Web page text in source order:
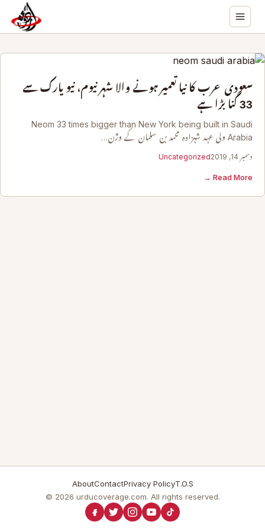
سعودی عرب کا نیا تعمیر ہونے والا شہر نیوم، نیو یارک سے
33 گنا بڑا ہے
Neom 33 times bigger than New York being built in Saudi
Arabia ولی عہد شہزادہ محمد بن سلمان کے وژن…
دسمبر 14, 2019 Uncategorized
Read More →
AboutContactPrivacy PolicyT.O.S
© 2026 urducoverage.com. All rights reserved.